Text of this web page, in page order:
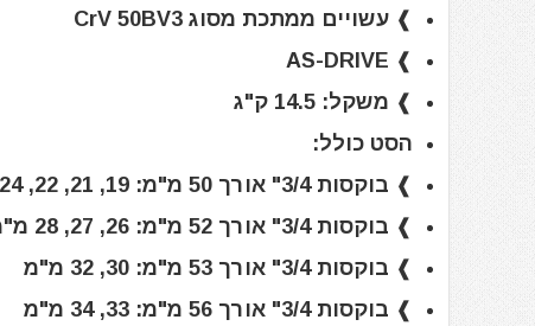
❱ עשויים ממתכת מסוג CrV 50BV3
❱ AS-DRIVE
❱ משקל: 14.5 ק"ג
הסט כולל:
❱ בוקסות 3/4" אורך 50 מ"מ: 19, 21, 22, 24 מ"מ
❱ בוקסות 3/4" אורך 52 מ"מ: 26, 27, 28 מ"מ
❱ בוקסות 3/4" אורך 53 מ"מ: 30, 32 מ"מ
❱ בוקסות 3/4" אורך 56 מ"מ: 33, 34 מ"מ